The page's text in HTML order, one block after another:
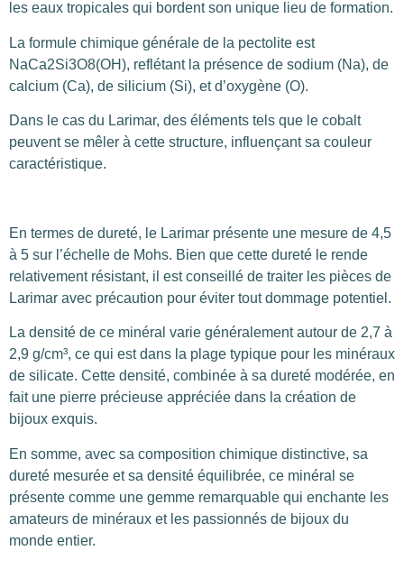
les eaux tropicales qui bordent son unique lieu de formation.
La formule chimique générale de la pectolite est
NaCa2Si3O8(OH), reflétant la présence de sodium (Na), de
calcium (Ca), de silicium (Si), et d’oxygène (O).
Dans le cas du Larimar, des éléments tels que le cobalt
peuvent se mêler à cette structure, influençant sa couleur
caractéristique.
En termes de dureté, le Larimar présente une mesure de 4,5
à 5 sur l’échelle de Mohs. Bien que cette dureté le rende
relativement résistant, il est conseillé de traiter les pièces de
Larimar avec précaution pour éviter tout dommage potentiel.
La densité de ce minéral varie généralement autour de 2,7 à
2,9 g/cm³, ce qui est dans la plage typique pour les minéraux
de silicate. Cette densité, combinée à sa dureté modérée, en
fait une pierre précieuse appréciée dans la création de
bijoux exquis.
En somme, avec sa composition chimique distinctive, sa
dureté mesurée et sa densité équilibrée, ce minéral se
présente comme une gemme remarquable qui enchante les
amateurs de minéraux et les passionnés de bijoux du
monde entier.